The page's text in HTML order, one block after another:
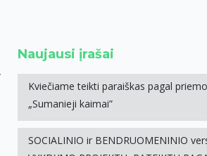
Naujausi įrašai
Kviečiame teikti paraiškas pagal
„Sumanieji kaimai”
SOCIALINIO ir BENDRUOMENINIO